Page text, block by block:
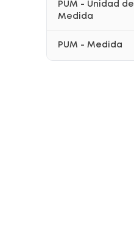
PUM - Unidad de
Medida
PUM - Medida